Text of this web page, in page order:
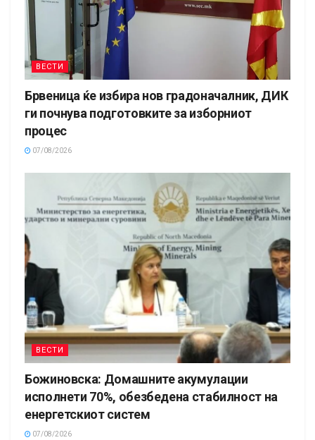
ВЕСТИ
Брвеница ќе избира нов градоначалник, ДИК
ги почнува подготовките за изборниот
процес
07/08/2026
ВЕСТИ
Божиновска: Домашните акумулации
исполнети 70%, обезбедена стабилност на
енергетскиот систем
07/08/2026